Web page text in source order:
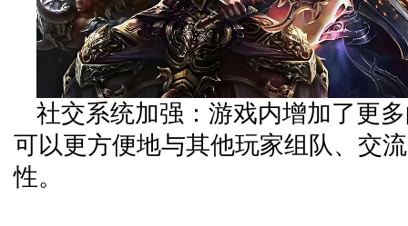
社交系统加强：游戏内增加了更
可以更方便地与其他玩家组队、交
性。